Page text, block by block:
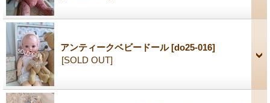
アンティークベビードール[do25-016]
[SOLD OUT]